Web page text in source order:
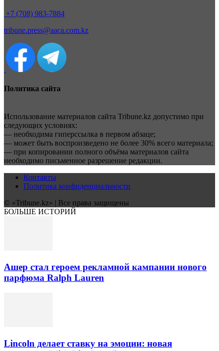
+7 (708) 983-7884
tribune.press@aaca.com.kz
Политика сайта
Использование материалов сайта Tribune.kz допустимо при
следующих условиях:
— необходима гиперссылка в первом абзаце;
— может быть воспроизведено не более 30% всего материала;
— при копировании полного объёма материалов сайта
необходимо письменное разрешение редакции.
Контакты
Политика конфиденциальности
© «Tribune.kz» | Все права защищены
БОЛЬШЕ ИСТОРИЙ
Ашер стал героем рекламной кампании нового
парфюма Ralph Lauren
Lincoln делает ставку на эмоции: новая